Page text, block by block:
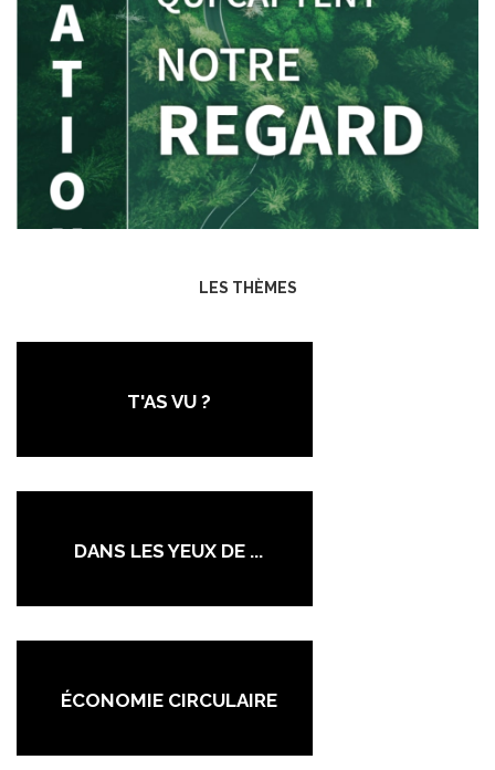
LES THÈMES
T'AS VU ?
DANS LES YEUX DE ...
ÉCONOMIE CIRCULAIRE